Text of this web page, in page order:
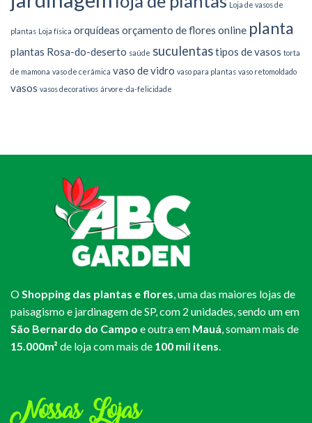
Loja de vasos de
plantas Loja física orquídeas orçamento de flores online planta
plantas Rosa-do-deserto saúde suculentastipos de vasos torta
de mamona vaso de cerâmica vaso de vidro vaso para plantas vaso retomoldado
vasos vasos decorativos árvore-da-felicidade
OShopping das plantas e flores, uma das maiores lojas de
paisagismo e jardinagem de SP, com 2 unidades, sendo um em
São Bernardo do Campo e outra em Mauá, somam mais de
15.000m² de loja com mais de 100 mil itens.
Nossas Lojas